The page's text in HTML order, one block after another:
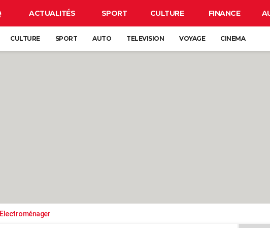
ACTUALITÉS SPORT CULTURE FINANCE
CULTURE SPORT AUTO TELEVISION VOYAGE CINEMA
Electroménager